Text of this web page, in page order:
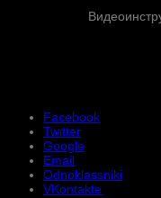
Facebook
Twitter
Google
Email
Odnoklassniki
VKontakte